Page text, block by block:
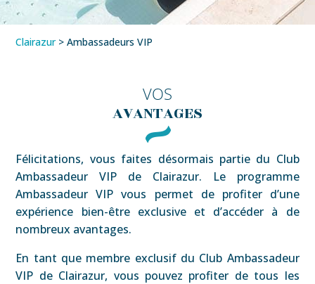
Clairazur>Ambassadeurs VIP
VOS
AVANTAGES
Félicitations, vous faites désormais partie du Club
Ambassadeur VIP de Clairazur. Le programme
Ambassadeur VIP vous permet de profiter d’une
expérience bien-être exclusive et d’accéder à de
nombreux avantages.
En tant que membre exclusif du Club Ambassadeur
VIP de Clairazur, vous pouvez profiter de tous les